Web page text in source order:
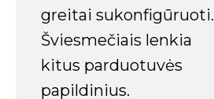
greitai sukonfigūruoti.
Šviesmečiais lenkia
kitus parduotuvės
papildinius.